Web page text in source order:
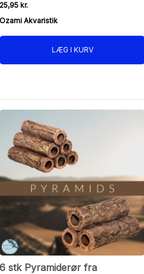
25,95 kr.
Ozami Akvaristik
LÆG I KURV
6 stk Pyramiderør fra